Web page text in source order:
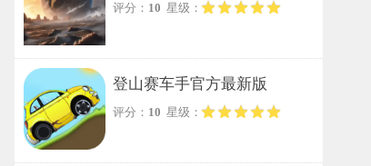
评分： 10 星级：
登山赛车手官方最新版
评分： 10 星级：